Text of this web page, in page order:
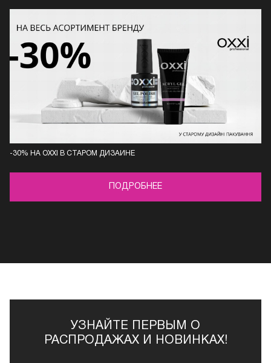
-30% НА OXXI В СТАРОМ ДИЗАЙНЕ
ПОДРОБНЕЕ
УЗНАЙТЕ ПЕРВЫМ О
РАСПРОДАЖАХ И НОВИНКАХ!